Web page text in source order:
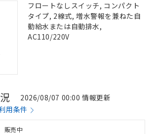
フロートなしスイッチ, コンパクト
タイプ, 2線式, 増水警報を兼ねた自
動給水または自動排水,
AC110/220V
2026/08/07 00:00 情報更新
用条件
販売中